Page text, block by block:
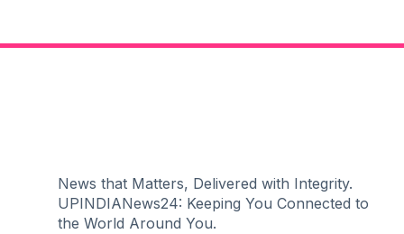
News that Matters, Delivered with Integrity.
UPINDIANews24: Keeping You Connected to
the World Around You.